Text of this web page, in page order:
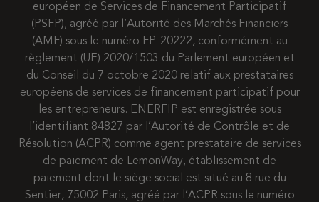
européen de Services de Financement Participatif
(PSFP), agréé par l’Autorité des Marchés Financiers
(AMF) sous le numéro FP-20222, conformément au
règlement (UE) 2020/1503 du Parlement européen et
du Conseil du 7 octobre 2020 relatif aux prestataires
européens de services de financement participatif pour
les entrepreneurs. ENERFIP est enregistrée sous
l’identifiant 84827 par l’Autorité de Contrôle et de
Résolution (ACPR) comme agent prestataire de services
de paiement de LemonWay, établissement de
paiement dont le siège social est situé au 8 rue du
Sentier, 75002 Paris, agréé par l’ACPR sous le numéro